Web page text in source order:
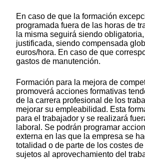
En caso de que la formación
programada fuera de las horas de
la misma seguirá siendo
justificada, siendo compensada
euros/hora. En caso de que
gastos de manutención.
Formación para la mejora de
promoverá acciones formativas
de la carrera profesional de los
mejorar su empleabilidad. Esta
para el trabajador y se realizará
laboral. Se podrán programar
externa en las que la empresa se
totalidad o de parte de los costes
sujetos al aprovechamiento del